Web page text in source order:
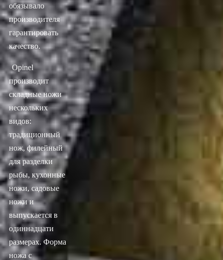
обязывало
производителя
гарантировать
качество.
Opinel
производит
складные ножи
нескольких
видов:
традиционный
нож, филейный
для разделки
рыбы, кухонные
ножи, садовые
ножи и
выпускается в
одиннадцати
размерах. Форма
ножа с